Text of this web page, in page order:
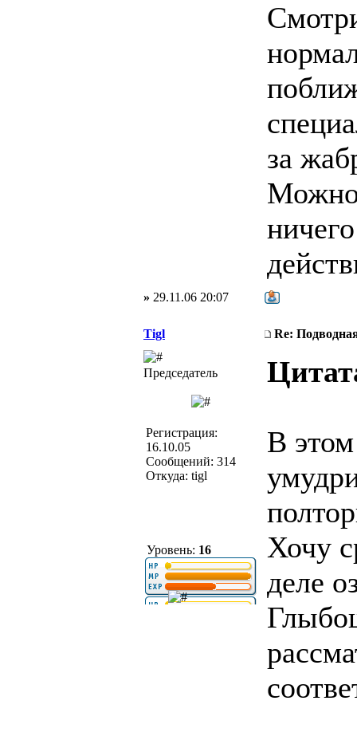
за
Можно
» 29.11.06 20:07
Tigl Re:
Председатель
Регистрация:
16.10.05
Сообщений: 314
Откуда: tigl
Уровень: 16
В
Хочу
деле